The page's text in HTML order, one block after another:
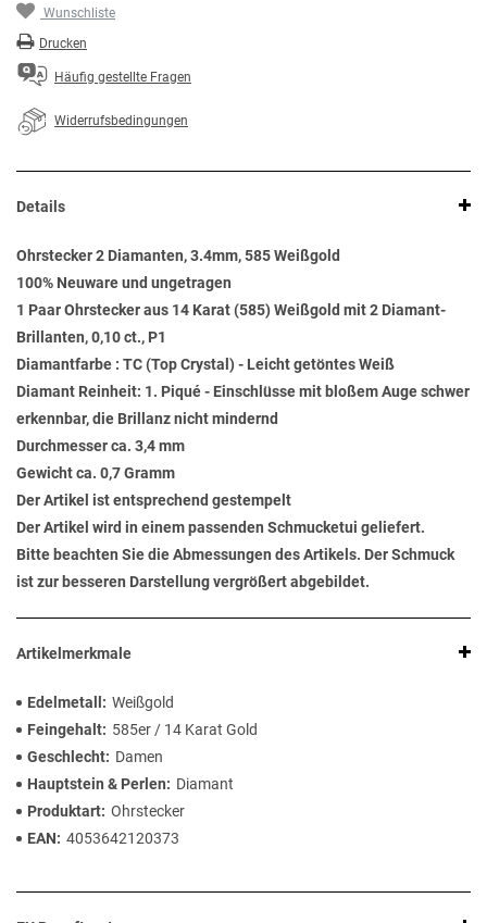
Wunschliste
Drucken
Häufig gestellte Fragen
Widerrufsbedingungen
Details
Ohrstecker 2 Diamanten, 3.4mm, 585 Weißgold
100% Neuware und ungetragen
1 Paar Ohrstecker aus 14 Karat (585) Weißgold mit 2 Diamant-
Brillanten, 0,10 ct., P1
Diamantfarbe : TC (Top Crystal) - Leicht getöntes Weiß
Diamant Reinheit: 1. Piqué - Einschlüsse mit bloßem Auge schwer
erkennbar, die Brillanz nicht mindernd
Durchmesser ca. 3,4 mm
Gewicht ca. 0,7 Gramm
Der Artikel ist entsprechend gestempelt
Der Artikel wird in einem passenden Schmucketui geliefert.
Bitte beachten Sie die Abmessungen des Artikels. Der Schmuck
ist zur besseren Darstellung vergrößert abgebildet.
Artikelmerkmale
Edelmetall
Weißgold
Feingehalt
585er / 14 Karat Gold
Geschlecht
Damen
Hauptstein & Perlen
Diamant
Produktart Ohrstecker
EAN
4053642120373